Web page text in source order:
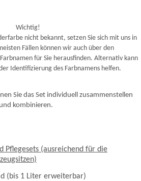
Wichtig!
nicht bekannt, setzen Sie sich mit uns in
Fällen können wir auch über den
für Sie herausfinden. Alternativ kann
Identifizierung des Farbnamens helfen.
Sie das Set individuell zusammenstellen
und kombinieren.
Pflegesets (ausreichend für die
(bis 1 Liter erweiterbar)